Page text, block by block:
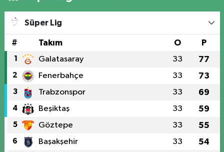
Süper Lig
# Takım O P
1 Galatasaray 33 77
2 Fenerbahçe 33 73
3 Trabzonspor 33 69
4 Beşiktaş 33 59
5 Göztepe 33 55
6 Başakşehir 33 54